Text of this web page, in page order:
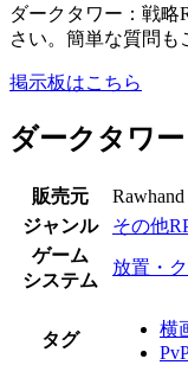
ダークタワー：戦略
さい。簡単な質問も
掲示板はこちら
ダークタワ
販売元
Rawhand
ジャンル
その他
ゲーム
システム
放置・
タグ
横